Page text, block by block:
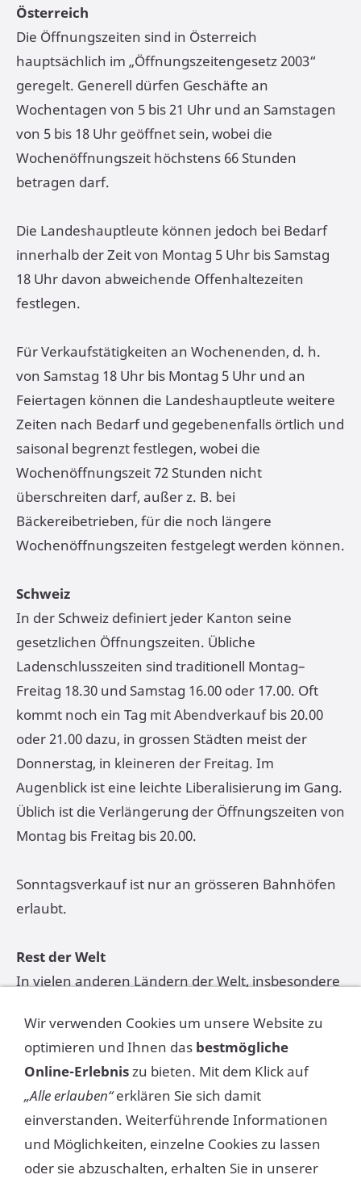
Österreich
Die Öffnungszeiten sind in Österreich
hauptsächlich im „Öffnungszeitengesetz 2003“
geregelt. Generell dürfen Geschäfte an
Wochentagen von 5 bis 21 Uhr und an Samstagen
von 5 bis 18 Uhr geöffnet sein, wobei die
Wochenöffnungszeit höchstens 66 Stunden
betragen darf.
Die Landeshauptleute können jedoch bei Bedarf
innerhalb der Zeit von Montag 5 Uhr bis Samstag
18 Uhr davon abweichende Offenhaltezeiten
festlegen.
Für Verkaufstätigkeiten an Wochenenden, d. h.
von Samstag 18 Uhr bis Montag 5 Uhr und an
Feiertagen können die Landeshauptleute weitere
Zeiten nach Bedarf und gegebenenfalls örtlich und
saisonal begrenzt festlegen, wobei die
Wochenöffnungszeit 72 Stunden nicht
überschreiten darf, außer z. B. bei
Bäckereibetrieben, für die noch längere
Wochenöffnungszeiten festgelegt werden können.
Schweiz
In der Schweiz definiert jeder Kanton seine
gesetzlichen Öffnungszeiten. Übliche
Ladenschlusszeiten sind traditionell Montag–
Freitag 18.30 und Samstag 16.00 oder 17.00. Oft
kommt noch ein Tag mit Abendverkauf bis 20.00
oder 21.00 dazu, in grossen Städten meist der
Donnerstag, in kleineren der Freitag. Im
Augenblick ist eine leichte Liberalisierung im Gang.
Üblich ist die Verlängerung der Öffnungszeiten von
Montag bis Freitag bis 20.00.
Sonntagsverkauf ist nur an grösseren Bahnhöfen
erlaubt.
Rest der Welt
In vielen anderen Ländern der Welt, insbesondere
Ladenschlussgesetzes oder
Ladenöffnungsgesetzes gänzlich unbekannt.
In den klassischen englischsprachigen Ländern ist
zwar der Ladenschluss nicht gesetzlich geregelt,
wohl aber die Sonntagsruhe. Hier gilt ein
Verkaufsverbot für bestimmte Waren (z.B. Bier
Wir verwenden Cookies um unsere Website zu
optimieren und Ihnen das bestmögliche
Online-Erlebniszu bieten. Mit dem Klick auf
„Alle erlauben“erklären Sie sich damit
einverstanden. Weiterführende Informationen
und Möglichkeiten, einzelne Cookies zu lassen
oder sie abzuschalten, erhalten Sie in unserer